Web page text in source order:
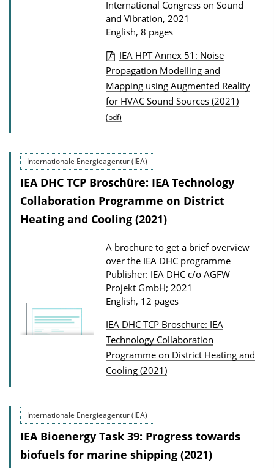
International Congress on Sound
and Vibration, 2021
English, 8 pages
P
u
b
l
c
a
t
i
o
n
D
o
w
l
o
a
d
IEA HPT Annex 51: Noise
Propagation Modelling and
Mapping using Augmented Reality
for HVAC Sound Sources (2021)
(pdf)
Internationale Energieagentur (IEA)
IEA DHC TCP Broschüre: IEA Technology
Collaboration Programme on District
Heating and Cooling (2021)
A brochure to get a brief overview
over the IEA DHC programme
Publisher: IEA DHC c/o AGFW
Projekt GmbH; 2021
English, 12 pages
P
u
b
i
c
a
t
IEA DHC TCP Broschüre: IEA
Technology Collaboration
Programme on District Heating and
Cooling (2021)
Internationale Energieagentur (IEA)
IEA Bioenergy Task 39: Progress towards
biofuels for marine shipping (2021)